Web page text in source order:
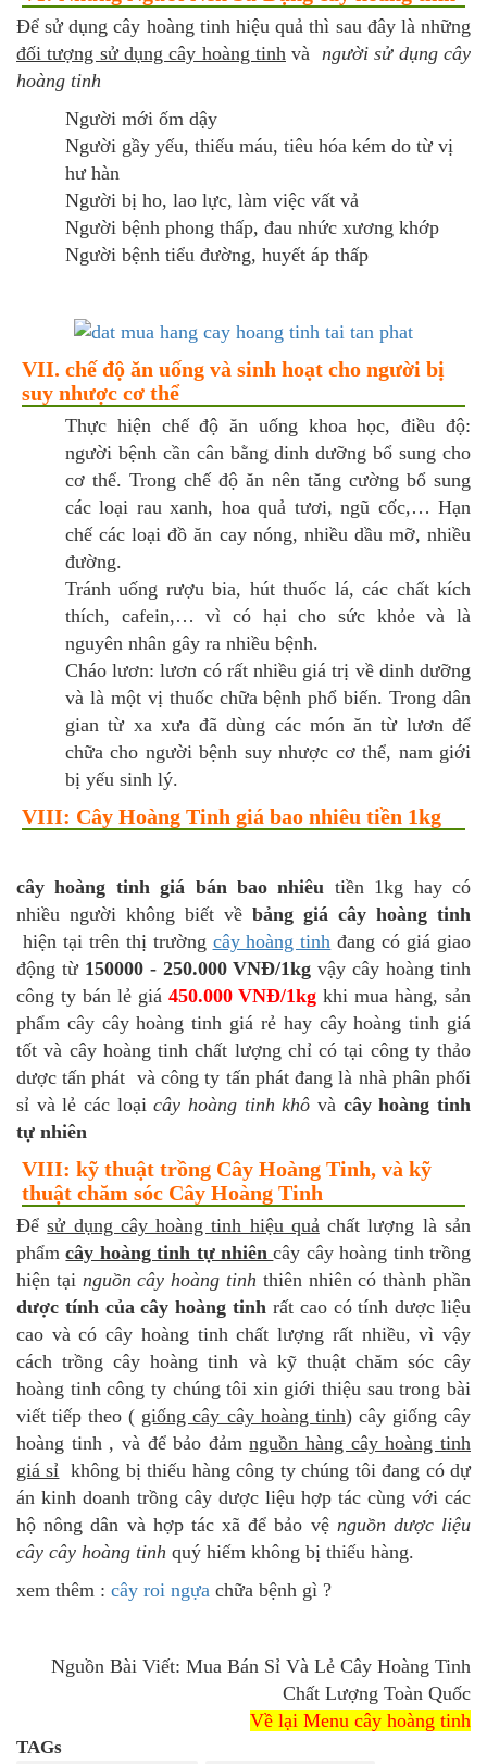
Để sử dụng cây hoàng tinh hiệu quả thì sau đây là những
đối tượng sử dụng cây hoàng tinh và người sử dụng cây
hoàng tinh
Người mới ốm dậy
Người gầy yếu, thiếu máu, tiêu hóa kém do từ vị
hư hàn
Người bị ho, lao lực, làm việc vất vả
Người bệnh phong thấp, đau nhức xương khớp
Người bệnh tiểu đường, huyết áp thấp
VII. chế độ ăn uống và sinh hoạt cho người bị
suy nhược cơ thể
Thực hiện chế độ ăn uống khoa học, điều độ:
người bệnh cần cân bằng dinh dưỡng bổ sung cho
cơ thể. Trong chế độ ăn nên tăng cường bổ sung
các loại rau xanh, hoa quả tươi, ngũ cốc,… Hạn
chế các loại đồ ăn cay nóng, nhiều dầu mỡ, nhiều
đường.
Tránh uống rượu bia, hút thuốc lá, các chất kích
thích, cafein,… vì có hại cho sức khỏe và là
nguyên nhân gây ra nhiều bệnh.
Cháo lươn: lươn có rất nhiều giá trị về dinh dưỡng
và là một vị thuốc chữa bệnh phổ biến. Trong dân
gian từ xa xưa đã dùng các món ăn từ lươn để
chữa cho người bệnh suy nhược cơ thể, nam giới
bị yếu sinh lý.
VIII: Cây Hoàng Tinh giá bao nhiêu tiền 1kg
cây hoàng tinh giá bán bao nhiêu tiền 1kg hay có
nhiều người không biết về bảng giá cây hoàng tinh
hiện tại trên thị trường cây hoàng tinh đang có giá giao
động từ 150000 - 250.000 VNĐ/1kgvậy cây hoàng tinh
công ty bán lẻ giá 450.000 VNĐ/1kg khi mua hàng, sản
phẩm cây cây hoàng tinh giá rẻ hay cây hoàng tinh giá
tốt và cây hoàng tinh chất lượng chỉ có tại công ty thảo
dược tấn phát và công ty tấn phát đang là nhà phân phối
sỉ và lẻ các loạicây hoàng tinh khô và cây hoàng tinh
tự nhiên
VIII: kỹ thuật trồng Cây Hoàng Tinh, và kỹ
thuật chăm sóc Cây Hoàng Tinh
Đểsử dụng cây hoàng tinh hiệu quảchất lượng là sản
phẩmcây hoàng tinh tự nhiêncây cây hoàng tinh trồng
hiện tại nguồn cây hoàng tinh thiên nhiên có thành phần
dược tính của cây hoàng tinh rất cao có tính dược liệu
cao và có cây hoàng tinh chất lượng rất nhiều, vì vậy
cách trồng cây hoàng tinh và kỹ thuật chăm sóc cây
hoàng tinh công ty chúng tôi xin giới thiệu sau trong bài
viết tiếp theo ( giống cây cây hoàng tinh) cây giống cây
hoàng tinh , và để bảo đảmnguồn hàng cây hoàng tinh
giá sỉ không bị thiếu hàng công ty chúng tôi đang có dự
án kinh doanh trồng cây dược liệu hợp tác cùng với các
hộ nông dân và hợp tác xã để bảo vệ nguồn dược liệu
cây cây hoàng tinh quý hiếm không bị thiếu hàng.
xem thêm : cây roi ngựa chữa bệnh gì ?
Nguồn Bài Viết: Mua Bán Sỉ Và Lẻ Cây Hoàng Tinh
Chất Lượng Toàn Quốc
Về lại Menu cây hoàng tinh
TAGs